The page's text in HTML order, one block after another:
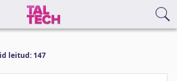
leitud: 147